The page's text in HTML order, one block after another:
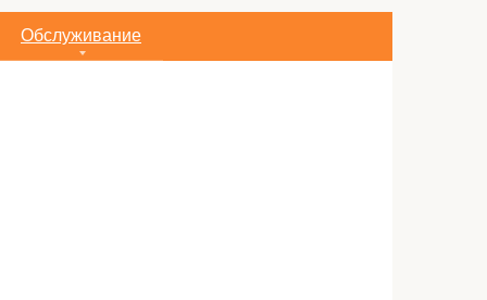
Обслуживание